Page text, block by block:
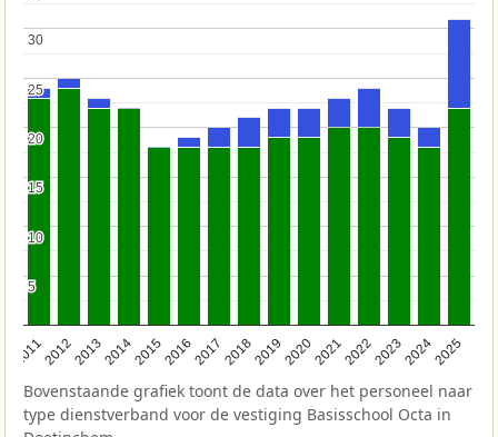
201120122013201420152016201720182019202020212022202320242025
5
5
10
10
15
15
20
20
25
25
30
30
Bovenstaande grafiek toont de data over het personeel naar
type dienstverband voor de vestiging Basisschool Octa in